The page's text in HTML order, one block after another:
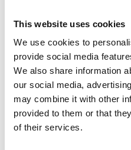
This website uses cookies
We use cookies to
provide social media
We also share information
our social media,
may combine it with other
provided to them or that
of their services.
Från Danmark, tel: +45 3271 4607
Från Norge, tel: +47 2156 3120
Konferens-ID: 960994
För att ta del av
via samma länk som ovan.
Dokument